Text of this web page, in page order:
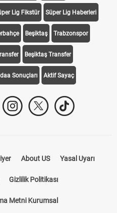
Lig Fikstür Süper Lig Haberleri
Beşiktaş Trabzonspor
Beşiktaş Transfer
Sonuçları Aktif Sayaç
About US Yasal Uyarı
Gizlilik Politikası
Metni Kurumsal